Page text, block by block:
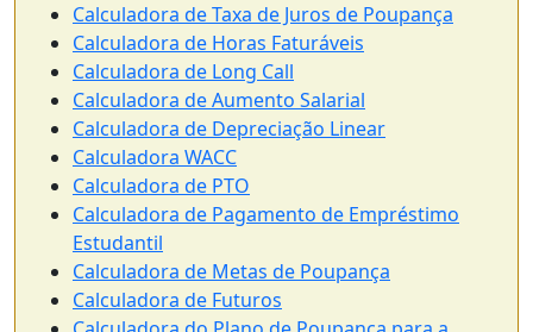
Calculadora de Taxa de Juros de Poupança
Calculadora de Horas Faturáveis
Calculadora de Long Call
Calculadora de Aumento Salarial
Calculadora de Depreciação Linear
Calculadora WACC
Calculadora de PTO
Calculadora de Pagamento de Empréstimo
Estudantil
Calculadora de Metas de Poupança
Calculadora de Futuros